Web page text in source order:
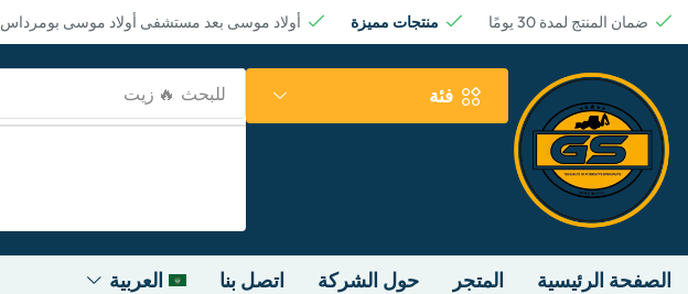
ضمان المنتج لمدة 30 يومًا منتجات مميزة أولاد موسى بعد مستشفى أولاد موسى بومرداس
فئة للبحث 🔥 بطارية
الصفحة الرئيسية المتجر حول الشركة اتصل بنا العربية